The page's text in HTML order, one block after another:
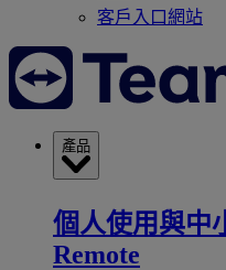
客戶入口網站
產品
個人使用與中
Remote